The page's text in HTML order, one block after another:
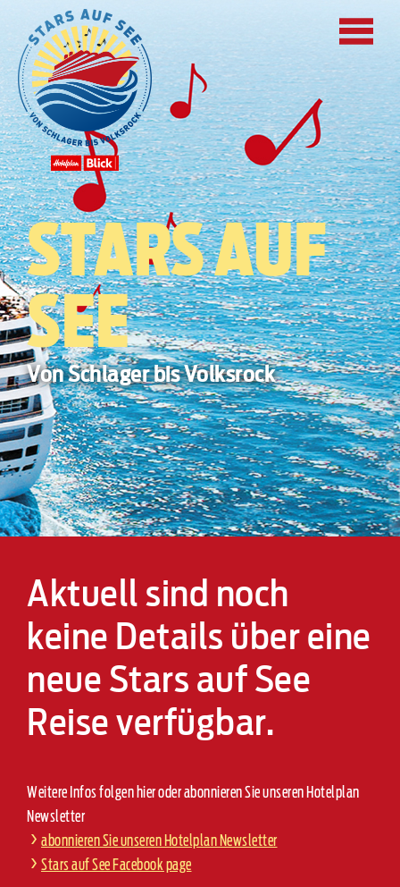
STARS AUF
SEE
Von Schlager bis Volksrock
Aktuell sind noch
keine Details über eine
neue Stars auf See
Reise verfügbar.
Weitere Infos folgen hier oder abonnieren Sie unseren Hotelplan
Newsletter
abonnieren Sie unseren Hotelplan Newsletter
Stars auf See Facebook page